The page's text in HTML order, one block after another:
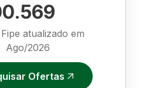
atualizado em
Ago/2026
Ofertas